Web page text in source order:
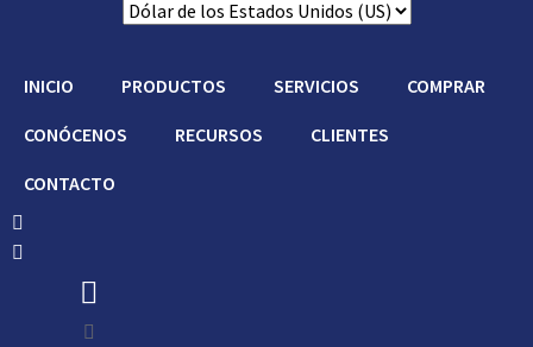
INICIO PRODUCTOS SERVICIOS COMPRAR
CONÓCENOS RECURSOS CLIENTES
CONTACTO